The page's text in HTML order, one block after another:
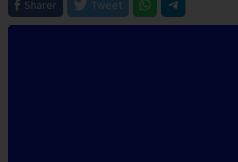
Sharer
Tweet